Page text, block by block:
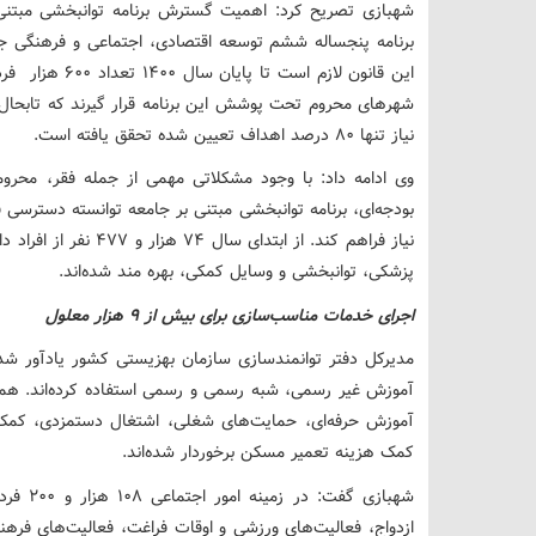
شهبازی تصریح کرد: اهمیت گسترش برنامه توانبخشی
شهرهای محروم تحت پوشش این برنامه قرار گیرند که
نیاز تنها ۸۰ درصد اهداف تعیین شده تحقق یافته است.
وی ادامه داد: با وجود مشکلاتی مهمی از جمله فقر،
بودجه‌ای، برنامه توانبخشی مبتنی بر جامعه توانسته
نیاز فراهم کند. از
پزشکی، توانبخشی و وسایل کمکی، بهره مند شده‌اند.
اجرای خدمات مناسب‌سازی برای بیش از ۹ هزار معلول
آموزش حرفه‌ای، حمایت‌های شغلی، اشتغال دستمزدی،
کمک هزینه تعمیر مسکن برخوردار شده‌اند.
ازدواج، فعالیت‌های ورزشی و اوقات فراغت، فعالیت‌های